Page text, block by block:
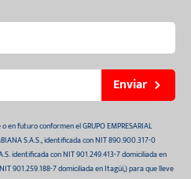
Enviar
futuro conformen el GRUPO EMPRESARIAL
S.A.S., identificada con NIT 890.900.317-0
identificada con NIT 901.249.413-7 domiciliada en
901.259.188-7 domiciliada en Itagüí,) para que lleve